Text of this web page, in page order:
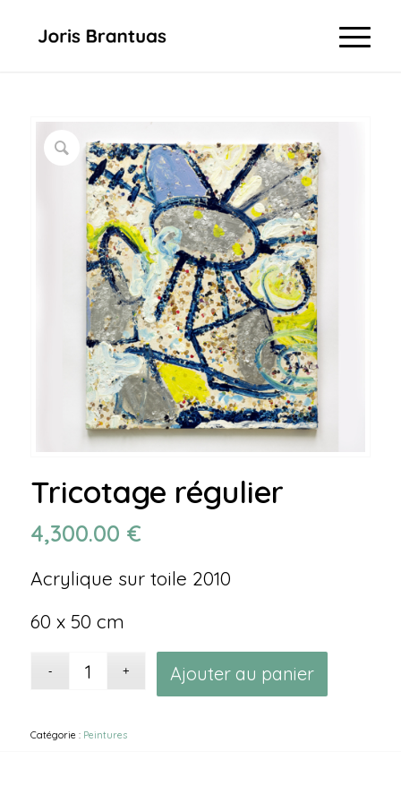
Tricotage régulier
4,300.00 €
Acrylique sur toile 2010
60 x 50 cm
Ajouter au panier
Catégorie : Peintures